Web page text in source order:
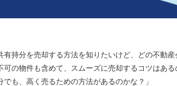
有持分を売却する方法を知りたいけど、どの不動産
可の物件も含めて、スムーズに売却するコツはある
でも、高く売るための方法があるのかな？」